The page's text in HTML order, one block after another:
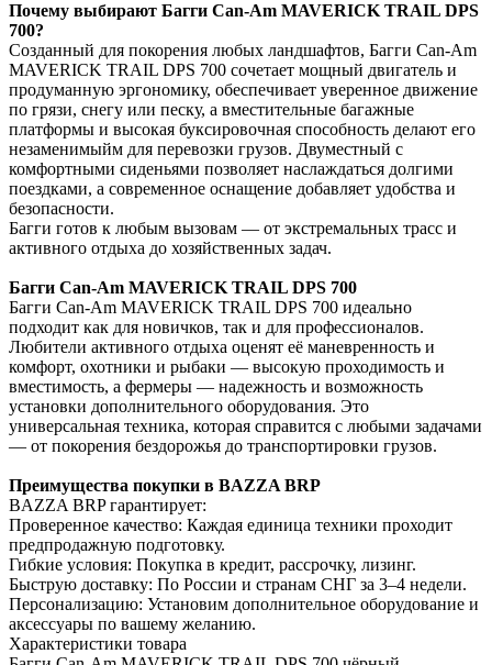
Почему выбирают Багги Can-Am MAVERICK TRAIL DPS
700?
Созданный для покорения любых ландшафтов, Багги Can-Am
MAVERICK TRAIL DPS 700 сочетает мощный двигатель и
продуманную эргономику, обеспечивает уверенное движение
по грязи, снегу или песку, а вместительные багажные
платформы и высокая буксировочная способность делают его
незаменимыйм для перевозки грузов. Двуместный с
комфортными сиденьями позволяет наслаждаться долгими
поездками, а современное оснащение добавляет удобства и
безопасности.
Багги готов к любым вызовам — от экстремальных трасс и
активного отдыха до хозяйственных задач.
Багги Can-Am MAVERICK TRAIL DPS 700
Багги Can-Am MAVERICK TRAIL DPS 700 идеально
подходит как для новичков, так и для профессионалов.
Любители активного отдыха оценят её маневренность и
комфорт, охотники и рыбаки — высокую проходимость и
вместимость, а фермеры — надежность и возможность
установки дополнительного оборудования. Это
универсальная техника, которая справится с любыми задачами
— от покорения бездорожья до транспортировки грузов.
Преимущества покупки в BAZZA BRP
BAZZA BRP гарантирует:
Проверенное качество: Каждая единица техники проходит
предпродажную подготовку.
Гибкие условия: Покупка в кредит, рассрочку, лизинг.
Быструю доставку: По России и странам СНГ за 3–4 недели.
Персонализацию: Установим дополнительное оборудование и
аксессуары по вашему желанию.
Характеристики товара